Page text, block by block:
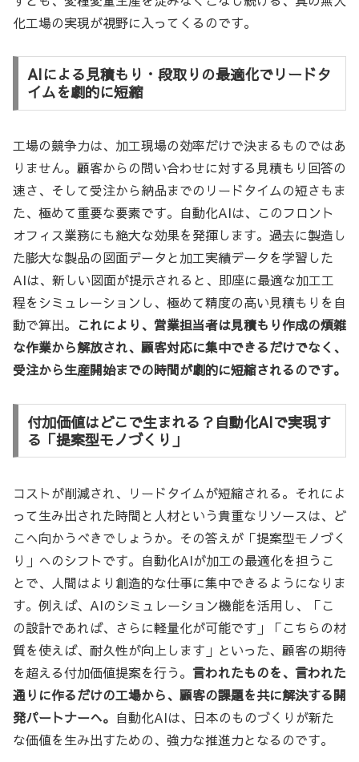
化工場の実現が視野に入ってくるのです。
AIによる見積もり・段取りの最適化でリードタ
イムを劇的に短縮
工場の競争力は、加工現場の効率だけで決まるものではあ
りません。顧客からの問い合わせに対する見積もり回答の
速さ、そして受注から納品までのリードタイムの短さもま
た、極めて重要な要素です。自動化AIは、このフロント
オフィス業務にも絶大な効果を発揮します。過去に製造し
た膨大な製品の図面データと加工実績データを学習した
AIは、新しい図面が提示されると、即座に最適な加工工
程をシミュレーションし、極めて精度の高い見積もりを自
動で算出。 これにより、営業担当者は見積もり作成の煩雑
な作業から解放され、顧客対応に集中できるだけでなく、
受注から生産開始までの時間が劇的に短縮されるのです。
付加価値はどこで生まれる？自動化AIで実現す
る「提案型モノづくり」
コストが削減され、リードタイムが短縮される。それによ
って生み出された時間と人材という貴重なリソースは、ど
こへ向かうべきでしょうか。その答えが「提案型モノづく
り」へのシフトです。自動化AIが加工の最適化を担うこ
とで、人間はより創造的な仕事に集中できるようになりま
す。例えば、AIのシミュレーション機能を活用し、「こ
の設計であれば、さらに軽量化が可能です」「こちらの材
質を使えば、耐久性が向上します」といった、顧客の期待
を超える付加価値提案を行う。 言われたものを、言われた
通りに作るだけの工場から、顧客の課題を共に解決する開
発パートナーへ。 自動化AIは、日本のものづくりが新た
な価値を生み出すための、強力な推進力となるのです。